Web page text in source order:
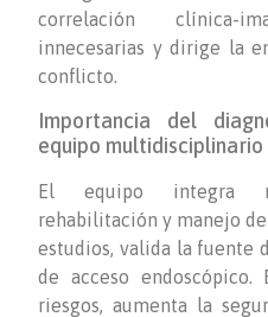
correlación clínica-
innecesarias y dirige la
conflicto.
Importancia del
equipo multidisciplinario
El equipo integra
rehabilitación y manejo
estudios, valida la fuente
de acceso endoscópico.
riesgos, aumenta la